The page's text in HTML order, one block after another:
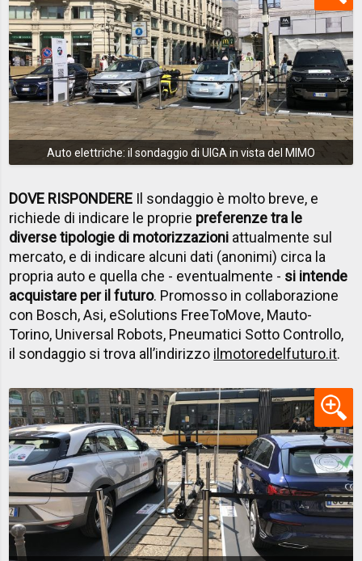
Auto elettriche: il sondaggio di UIGA in vista del MIMO
DOVE RISPONDERE Il sondaggio è molto breve, e
richiede di indicare le proprie preferenze tra le
diverse tipologie di motorizzazioni attualmente sul
mercato, e di indicare alcuni dati (anonimi) circa la
propria auto e quella che - eventualmente - si intende
acquistare per il futuro. Promosso in collaborazione
con Bosch, Asi, eSolutions FreeToMove, Mauto-
Torino, Universal Robots, Pneumatici Sotto Controllo,
il sondaggio si trova all’indirizzo ilmotoredelfuturo.it.